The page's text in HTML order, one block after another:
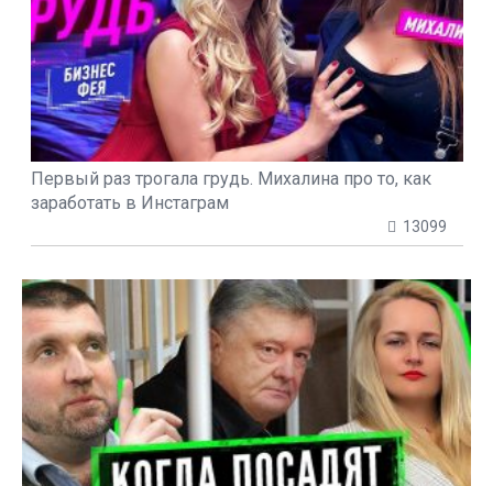
Первый раз трогала грудь. Михалина про то, как
заработать в Инстаграм
13099